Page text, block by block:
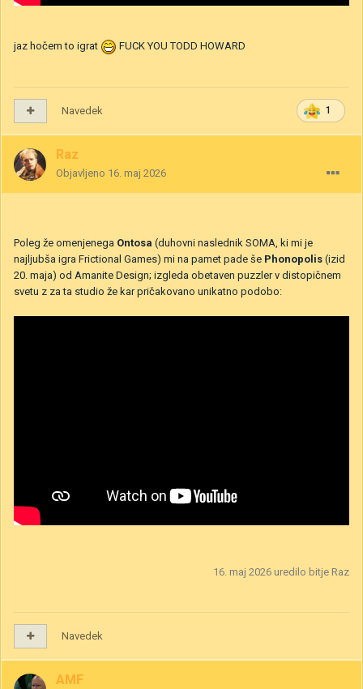
jaz hočem to igrat FUCK YOU TODD HOWARD
1
Navedek
Raz
Objavljeno 16. maj 2026
Poleg že omenjenega Ontosa (duhovni naslednik SOMA, ki mi je
najljubša igra Frictional Games) mi na pamet pade še Phonopolis (izid
20. maja) od Amanite Design; izgleda obetaven puzzler v distopičnem
svetu z za ta studio že kar pričakovano unikatno podobo:
16. maj 2026 uredilo bitje Raz
Navedek
AMF